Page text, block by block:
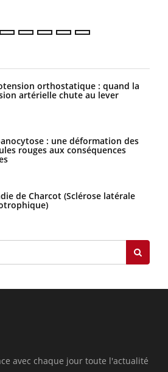
orthostatique : quand la
artérielle chute au lever
: une déformation des
rouges aux conséquences
de Charcot (Sclérose latérale
avec chaque jour toute l'actualité